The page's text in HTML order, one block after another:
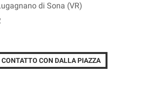
di Sona (VR)
CON DALLA PIAZZA